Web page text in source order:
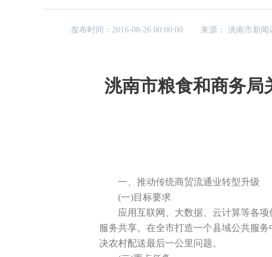
发布时间：2016-08-26 00:00:00 来源：洮南市新闻
洮南市粮食和商务局
一、推动传统商贸流通业转型升级
(一)目标要求
应用互联网、大数据、云计算等各项
服务共享。在全市打造一个县域公共服
决农村配送最后一公里问题。